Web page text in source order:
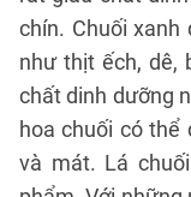
chín. Chuối
như thịt ếch, dê,
chất dinh dưỡng
hoa chuối có
và mát. Lá